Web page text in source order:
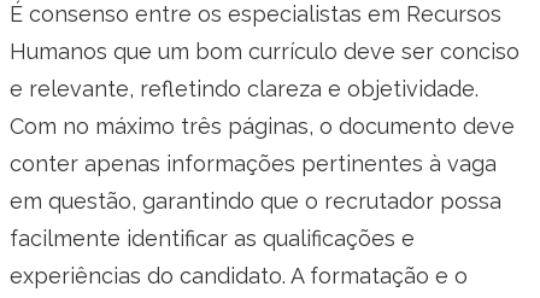
É consenso entre os especialistas em Recursos
Humanos que um bom currículo deve ser conciso
e relevante, refletindo clareza e objetividade.
Com no máximo três páginas, o documento deve
conter apenas informações pertinentes à vaga
em questão, garantindo que o recrutador possa
facilmente identificar as qualificações e
experiências do candidato. A formatação e o